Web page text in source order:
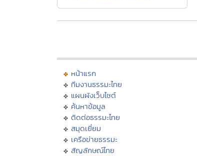
หน้าแรก
ทีมงานธรรมะไทย
แผนผังเว็บไซต์
ค้นหาข้อมูล
ติดต่อธรรมะไทย
สมุดเยี่ยม
เครือข่ายธรรมะ
สัญลักษณ์ไทย